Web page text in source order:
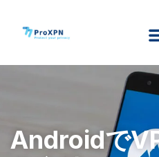
Androidで